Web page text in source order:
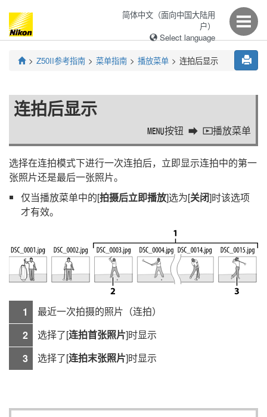
简体中文（面向中国大陆用
户）
Select language
Z50II参考指南 菜单指南 播放菜单 连拍后显示
连拍后显示
G按钮 D播放菜单
选择在连拍模式下进行一次连拍后，立即显示连拍中的第一
张照片还是最后一张照片。
仅当播放菜单中的[拍摄后立即播放]选为[关闭]时该选项
才有效。
1
最近一次拍摄的照片（连拍）
2
选择了[连拍首张照片]时显示
3
选择了[连拍末张照片]时显示